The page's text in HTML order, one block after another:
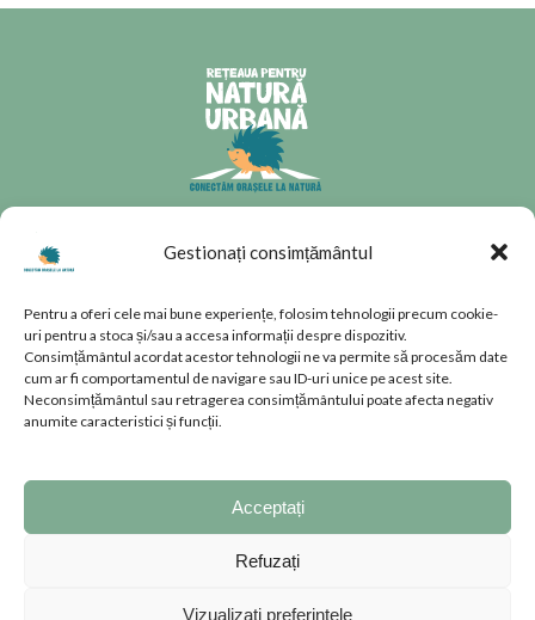
Gestionați consimțământul
Pentru a oferi cele mai bune experiențe, folosim tehnologii precum cookie-
uri pentru a stoca și/sau a accesa informații despre dispozitiv.
Consimțământul acordat acestor tehnologii ne va permite să procesăm date
cum ar fi comportamentul de navigare sau ID-uri unice pe acest site.
Neconsimțământul sau retragerea consimțământului poate afecta negativ
anumite caracteristici și funcții.
Acceptați
Refuzați
Vizualizați preferințele
CONTACT
Splaiul Unirii 160, Parter, Sector
4, București, România
natura.urbana@rnu.ro
PAGINI UTILE
TERMENI ȘI CONDIȚII
POLITICĂ DE COOKIES